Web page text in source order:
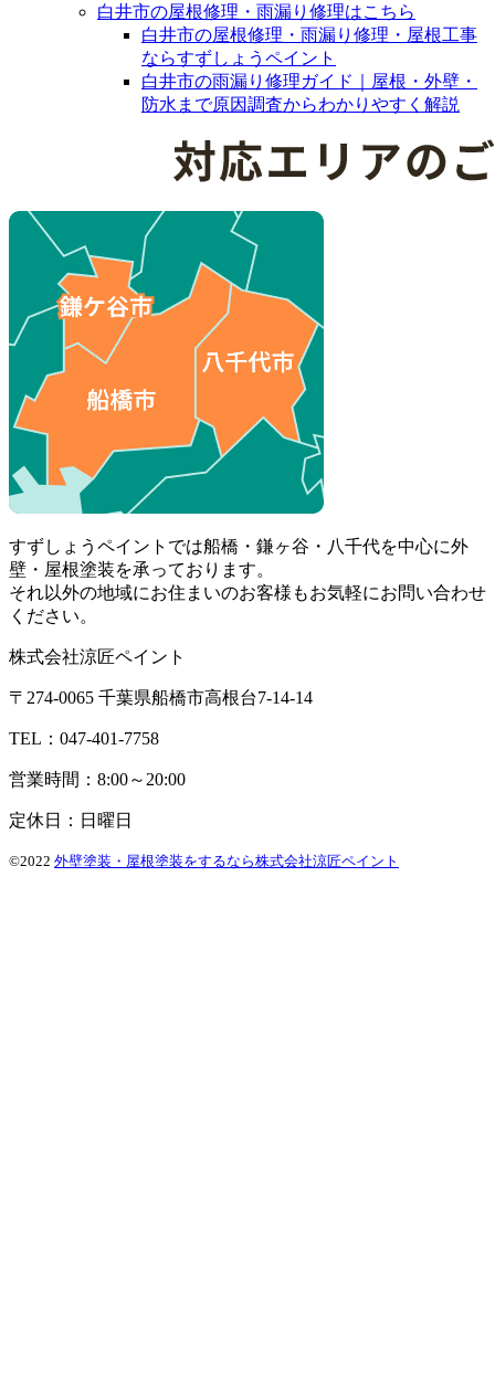
白井市の屋根修理・雨漏り修理はこちら
白井市の屋根修理・雨漏り修理・屋根工事
ならすずしょうペイント
白井市の雨漏り修理ガイド｜屋根・外壁・
防水まで原因調査からわかりやすく解説
すずしょうペイントでは船橋・鎌ヶ谷・八千代を中心に外
壁・屋根塗装を承っております。
それ以外の地域にお住まいのお客様もお気軽にお問い合わせ
ください。
株式会社涼匠ペイント
〒274-0065 千葉県船橋市高根台7-14-14
TEL：047-401-7758
営業時間：8:00～20:00
定休日：日曜日
©2022 外壁塗装・屋根塗装をするなら株式会社涼匠ペイント